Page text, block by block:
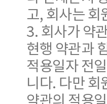
고, 회사는 회
3. 회사가 약
현행 약관과
적용일자 전
니다. 다만 회